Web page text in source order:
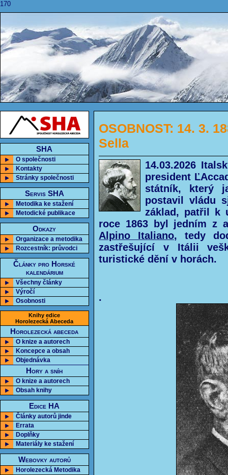
170
SHA
O společnosti
Kontakty
Stránky společnosti
Servis SHA
Metodika ke stažení
Metodické publikace
Odkazy
Organizace a metodika
Rozcestník: průvodci
Články pro Horské
kalendárium
Všechny články
Výročí
Osobnosti
Knihy edice
Horolezecká Abeceda
Horolezecká abeceda
O knize a autorech
Koncepce a obsah
Objednávka
Hory a sníh
O knize a autorech
Obsah knihy
Edice HA
Články autorů jinde
Errata
Doplňky
Materiály ke stažení
Webovky autorů
Horolezecká Metodika
OSOBNOST: 14. 3.
Sella
14.03.2026
president
státník, který
postavil vládu
základ, patřil k
roce 1863 byl jedním z
Alpino Italiano, tedy
zastřešující v Itálii
turistické dění v horách.
.